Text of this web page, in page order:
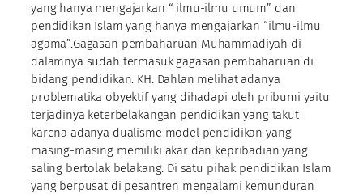
yang hanya mengajarkan “ ilmu-ilmu umum” dan
pendidikan Islam yang hanya mengajarkan “ilmu-ilmu
agama”.Gagasan pembaharuan Muhammadiyah di
dalamnya sudah termasuk gagasan pembaharuan di
bidang pendidikan. KH. Dahlan melihat adanya
problematika obyektif yang dihadapi oleh pribumi yaitu
terjadinya keterbelakangan pendidikan yang takut
karena adanya dualisme model pendidikan yang
masing-masing memiliki akar dan kepribadian yang
saling bertolak belakang. Di satu pihak pendidikan Islam
yang berpusat di pesantren mengalami kemunduran